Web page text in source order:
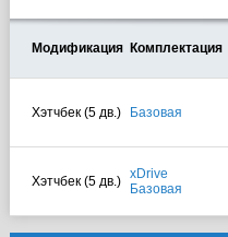
Модификация Комплектация
Хэтчбек (5 дв.) Базовая
Хэтчбек (5 дв.) xDrive
Базовая